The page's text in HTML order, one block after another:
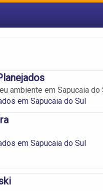
ambiente em Sapucaia
em Sapucaia do Sul
em Sapucaia do Sul